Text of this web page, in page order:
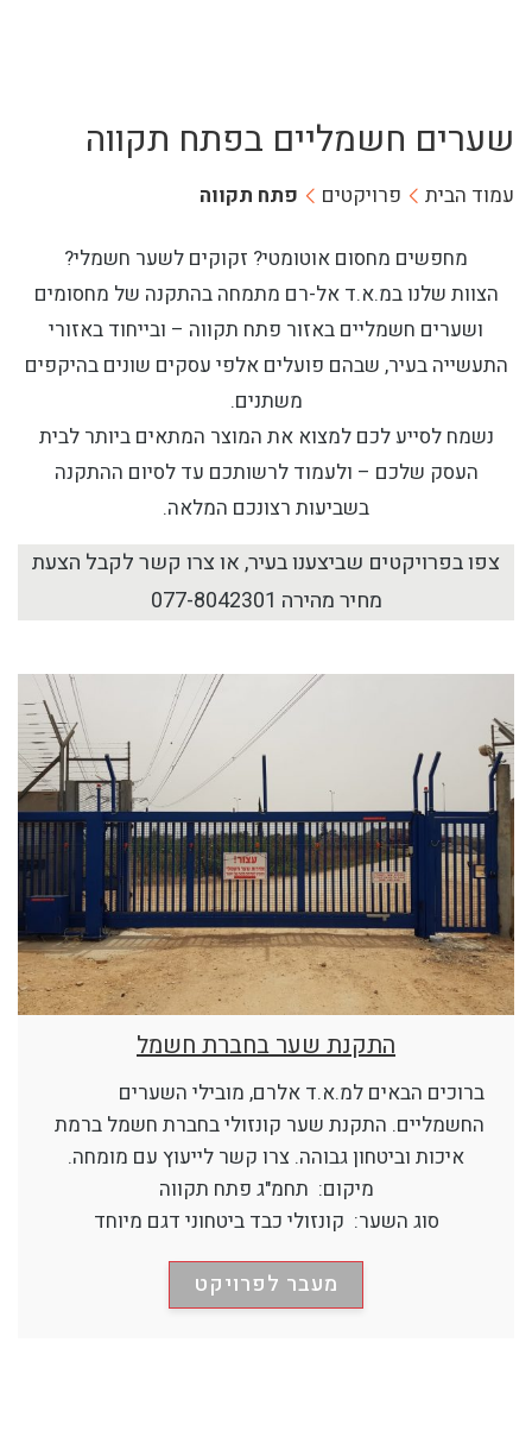
שערים חשמליים בפתח תקווה
עמוד הבית פרויקטים פתח תקווה
מחפשים מחסום אוטומטי? זקוקים לשער חשמלי?
הצוות שלנו במ.א.ד אל-רם מתמחה בהתקנה של מחסומים
ושערים חשמליים באזור פתח תקווה – ובייחוד באזורי
התעשייה בעיר, שבהם פועלים אלפי עסקים שונים בהיקפים
משתנים.
נשמח לסייע לכם למצוא את המוצר המתאים ביותר לבית
העסק שלכם – ולעמוד לרשותכם עד לסיום ההתקנה
בשביעות רצונכם המלאה.
צפו בפרויקטים שביצענו בעיר, או צרו קשר לקבל הצעת
מחיר מהירה 077-8042301
התקנת שער בחברת חשמל
ברוכים הבאים למ.א.ד אלרם, מובילי השערים
החשמליים. התקנת שער קונזולי בחברת חשמל ברמת
איכות וביטחון גבוהה. צרו קשר לייעוץ עם מומחה.
מיקום: תחמ"ג פתח תקווה
סוג השער: קונזולי כבד ביטחוני דגם מיוחד
מעבר לפרויקט